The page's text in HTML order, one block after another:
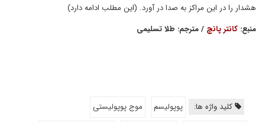
هشدار را در این مراکز به صدا در آورد. (این مطلب ادامه دارد)
منبع: کانتر پانچ / مترجم: طلا تسلیمی
کلید واژه ها: پوپولیسم
موج پوپولیستی